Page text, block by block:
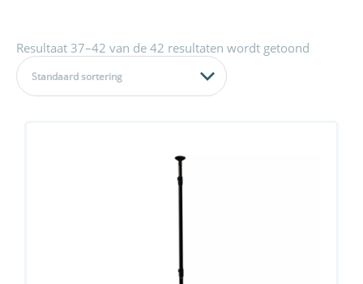
Resultaat 37–42 van de 42 resultaten wordt getoond
Standaard sortering